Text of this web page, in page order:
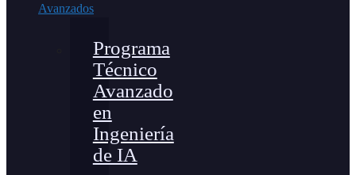
Avanzados
Programa
Técnico
Avanzado
en
Ingeniería
de IA